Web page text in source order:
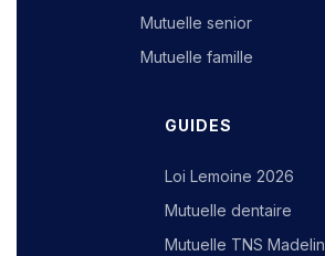
Mutuelle senior
Mutuelle famille
GUIDES
Loi Lemoine 2026
Mutuelle dentaire
Mutuelle TNS Madelin